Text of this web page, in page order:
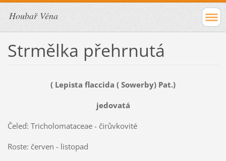
Houbař Véna
Strmělka přehrnutá
( Lepista flaccida ( Sowerby) Pat.)
jedovatá
Čeleď: Tricholomataceae - čirůvkovité
Roste: červen - listopad